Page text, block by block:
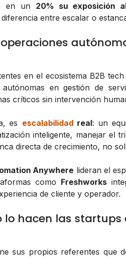
en un 20% su exposición
entre escalar o
en el ecosistema B2B
en gestión de
críticos sin intervención
es escalabilidadreal: un
inteligente, manejar el
directa de crecimiento, no
Anywhere lideran el
como Freshworks
de cliente y operador.
hacen las startups
sus propios referentes que